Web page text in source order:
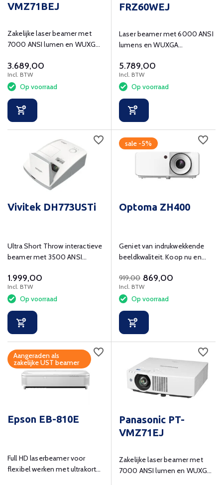
VMZ71BEJ
Zakelijke laser beamer met
7000 ANSI lumen en WUXGA
3.689,00
Incl. BTW
Op voorraad
FRZ60WEJ
Laser beamer met 6000 ANSI
lumens en WUXGA
5.789,00
Incl. BTW
Op voorraad
Vivitek DH773USTi
Ultra Short Throw interactieve
beamer met 3500 ANSI
resolutie.
1.999,00
Incl. BTW
Op voorraad
sale -5%
Optoma ZH400
Geniet van indrukwekkende
beeldkwaliteit. Koop nu en
919,00 869,00
Incl. BTW
Op voorraad
Aangeraden als
zakelijke UST beamer
Epson EB-810E
Full HD laserbeamer voor
flexibel werken met ultrakorte
Panasonic PT-
VMZ71EJ
Zakelijke laser beamer met
7000 ANSI lumen en WUXGA